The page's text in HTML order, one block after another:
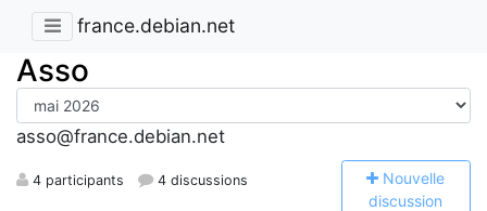
france.debian.net
Asso
asso@france.debian.net
4 participants 4 discussions Nouvelle
discussion